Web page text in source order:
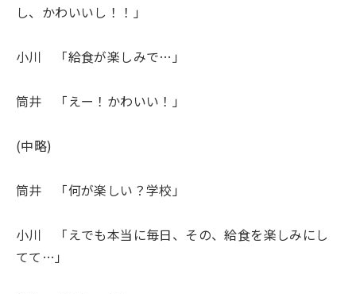
し、かわいいし！！」
小川 「給食が楽しみで…」
筒井 「えー！かわいい！」
(中略)
筒井 「何が楽しい？学校」
小川 「えでも本当に毎日、その、給食を楽しみにし
てて…」